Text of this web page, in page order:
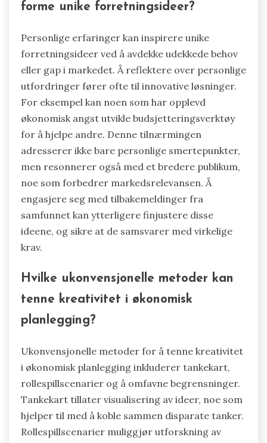
forme unike forretningsideer?
Personlige erfaringer kan inspirere unike
forretningsideer ved å avdekke udekkede behov
eller gap i markedet. Å reflektere over personlige
utfordringer fører ofte til innovative løsninger.
For eksempel kan noen som har opplevd
økonomisk angst utvikle budsjetteringsverktøy
for å hjelpe andre. Denne tilnærmingen
adresserer ikke bare personlige smertepunkter,
men resonnerer også med et bredere publikum,
noe som forbedrer markedsrelevansen. Å
engasjere seg med tilbakemeldinger fra
samfunnet kan ytterligere finjustere disse
ideene, og sikre at de samsvarer med virkelige
krav.
Hvilke ukonvensjonelle metoder kan
tenne kreativitet i økonomisk
planlegging?
Ukonvensjonelle metoder for å tenne kreativitet
i økonomisk planlegging inkluderer tankekart,
rollespillscenarier og å omfavne begrensninger.
Tankekart tillater visualisering av ideer, noe som
hjelper til med å koble sammen disparate tanker.
Rollespillscenarier muliggjør utforskning av